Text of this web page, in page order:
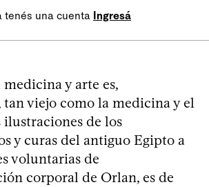
tenés una cuenta Ingresá
y arte es,
viejo como la medicina y el
ilustraciones de los
y curas del antiguo Egipto a
voluntarias de
corporal de Orlan, es de